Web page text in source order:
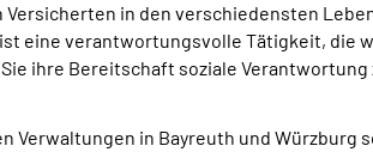
in den verschiedensten
eine verantwortungsvolle Tätigkeit, die
ihre Bereitschaft soziale
Verwaltungen in Bayreuth und Würzburg